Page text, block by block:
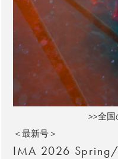
>>全
＜最新号＞
IMA 2026